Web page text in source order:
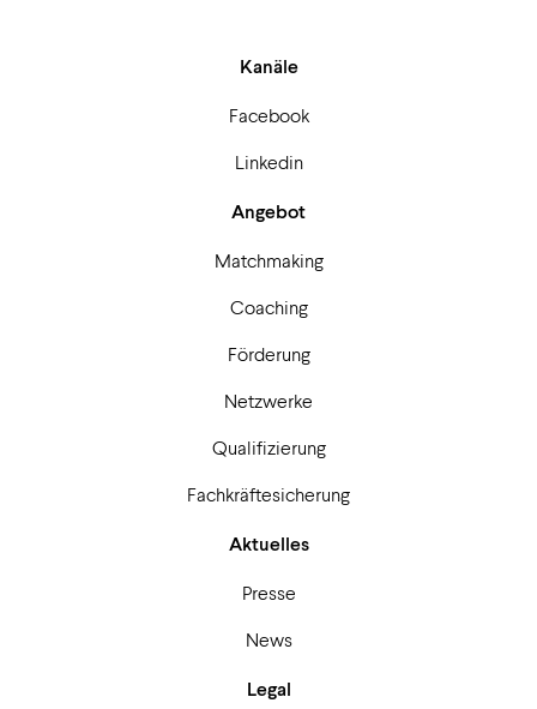
Kanäle
Facebook
Linkedin
Angebot
Matchmaking
Coaching
Förderung
Netzwerke
Qualifizierung
Fachkräftesicherung
Aktuelles
Presse
News
Legal